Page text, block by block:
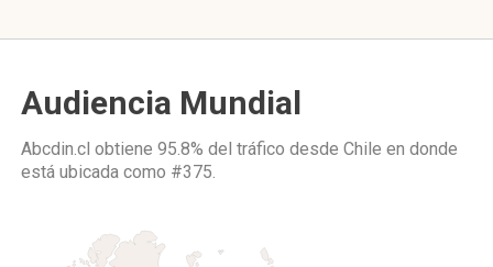
Audiencia Mundial
Abcdin.cl obtiene 95.8% del tráfico desde Chile en donde
está ubicada como #375.